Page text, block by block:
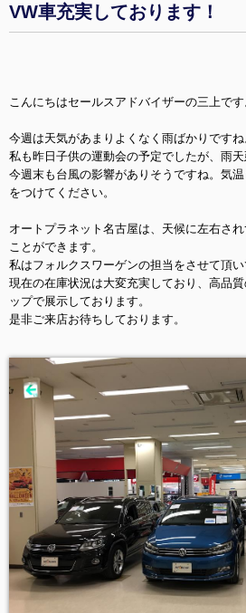
VW車充実しております！
こんにちはセールスアドバイザーの三上です
今週は天気があまりよくなく雨ばかりですね
私も昨日子供の運動会の予定でしたが、雨天
今週末も台風の影響がありそうですね。気
をつけてください。
オートプラネット名古屋は、天候に左右さ
ことができます。
私はフォルクスワーゲンの担当をさせて頂い
現在の在庫状況は大変充実しており、高品
ップで展示しております。
是非ご来店お待ちしております。